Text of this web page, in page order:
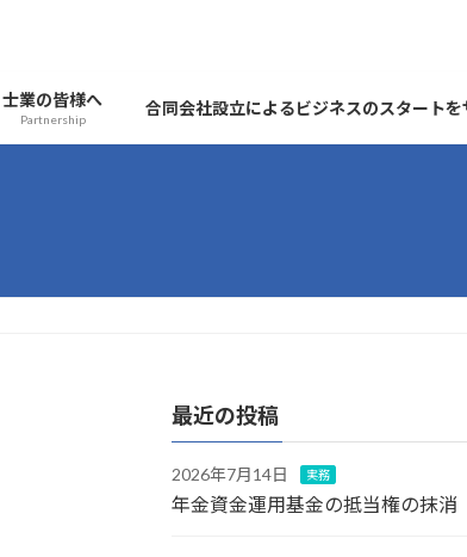
士業の皆様へ
Partnership
合同会社設立によるビジネスのスタートを
最近の投稿
2026年7月14日 実務
年金資金運用基金の抵当権の抹消